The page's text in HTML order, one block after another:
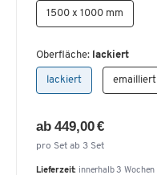
1500 x 1000 mm
Oberfläche: lackiert
lackiert emailliert
ab 449,00 €
pro Set ab 3 Set
Lieferzeit: innerhalb 3 Wochen